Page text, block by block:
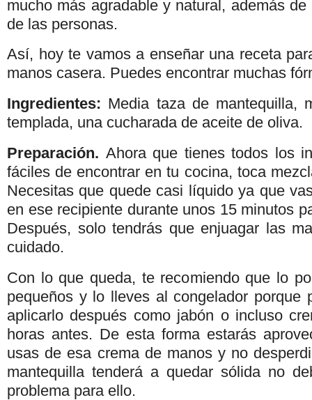
mucho más agradable y natural, además
de las personas.
Así, hoy te vamos a enseñar una receta
manos casera. Puedes encontrar muchas
Ingredientes: Media taza de mantequilla,
templada, una cucharada de aceite de oliva.
Preparación. Ahora que tienes todos los
fáciles de encontrar en tu cocina, toca
Necesitas que quede casi líquido ya que
en ese recipiente durante unos 15 minutos
Después, solo tendrás que enjuagar las
cuidado.
Con lo que queda, te recomiendo que lo
pequeños y lo lleves al congelador porque
aplicarlo después como jabón o incluso
horas antes. De esta forma estarás
usas de esa crema de manos y no
mantequilla tenderá a quedar sólida no
problema para ello.